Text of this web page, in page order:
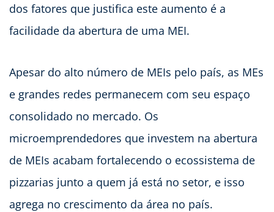
dos fatores que justifica este aumento é a
facilidade da abertura de uma MEI.
Apesar do alto número de MEIs pelo país, as MEs
e grandes redes permanecem com seu espaço
consolidado no mercado. Os
microemprendedores que investem na abertura
de MEIs acabam fortalecendo o ecossistema de
pizzarias junto a quem já está no setor, e isso
agrega no crescimento da área no país.